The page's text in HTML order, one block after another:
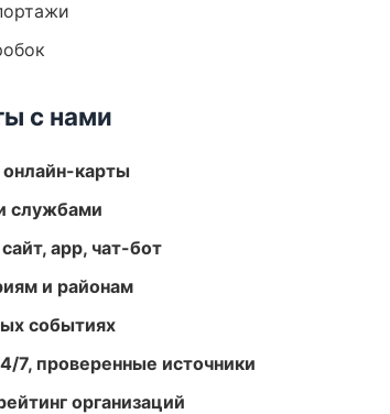
с нами
карты
службами
app, чат-бот
и районам
событиях
7, проверенные источники
организаций